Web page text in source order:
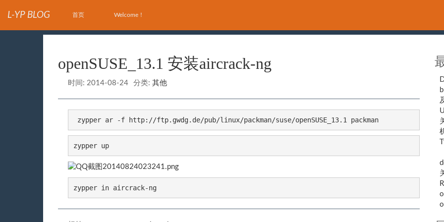
L-YP BLOG 首页 Welcome！
openSUSE_13.1 安装aircrack-ng
时间: 2014-08-24 分类: 其他
zypper ar -f http://ftp.gwdg.de/pub/linux/packman/suse/openSUSE_13.1 packman
zypper up
zypper in aircrack-ng